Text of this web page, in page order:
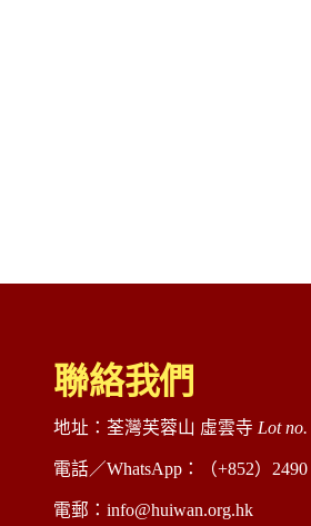
聯絡我們
地址：荃灣芙蓉山 虛雲寺 Lot no.
電話／WhatsApp：（+852）2490
電郵：info@huiwan.org.hk